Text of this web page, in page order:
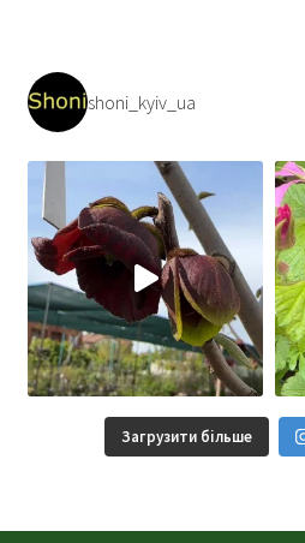
shoni_kyiv_ua
Загрузити більше